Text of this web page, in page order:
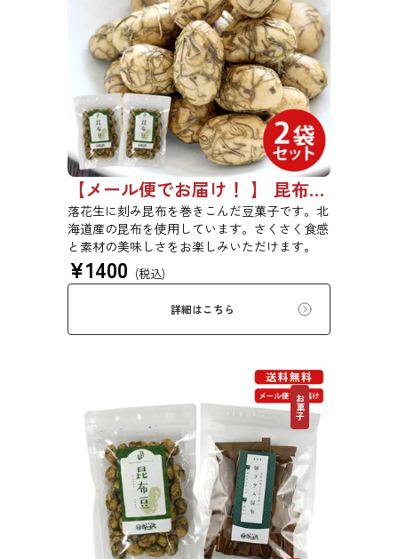
【メール便でお届け！ 】 昆布豆 85g 2袋セット
落花生に刻み昆布を巻きこんだ豆菓子です。北
海道産の昆布を使用しています。さくさく食感
と素材の美味しさをお楽しみいただけます。
¥1400 (税込)
詳細はこちら
お菓子